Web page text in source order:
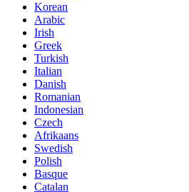
Korean
Arabic
Irish
Greek
Turkish
Italian
Danish
Romanian
Indonesian
Czech
Afrikaans
Swedish
Polish
Basque
Catalan